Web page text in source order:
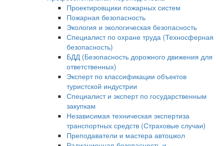
Проектировщики пожарных систем
Пожарная безопасность
Экология и экологическая безопасность
Специалист по охране труда (Техносферная
безопасность)
БДД (Безопасность дорожного движения для
ответственных)
Эксперт по классификации объектов
туристской индустрии
Специалист и эксперт по государственным
закупкам
Независимая техническая экспертиза
транспортных средств (Страховые случаи)
Преподаватели и мастера автошкол